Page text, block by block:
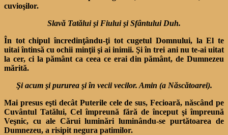
cuvioşilor.
Slavă Tatălui şi Fiului şi Sfântului Duh.
În tot chipul încredinţându-ţi tot cugetul Domnului, la El te
uitai întinsă cu ochii minţii şi ai inimii. Şi în trei ani nu te-ai uitat
la cer, ci la pământ ca ceea ce erai din pământ, de Dumnezeu
mărită.
Şi acum şi pururea şi în vecii vecilor. Amin (a Născătoarei).
Mai presus eşti decât Puterile cele de sus, Fecioară, născând pe
Cuvântul Tatălui, Cel împreună fără de început şi împreună
Veşnic, cu ale Cărui luminări luminându-se purtătoarea de
Dumnezeu, a risipit negura patimilor.